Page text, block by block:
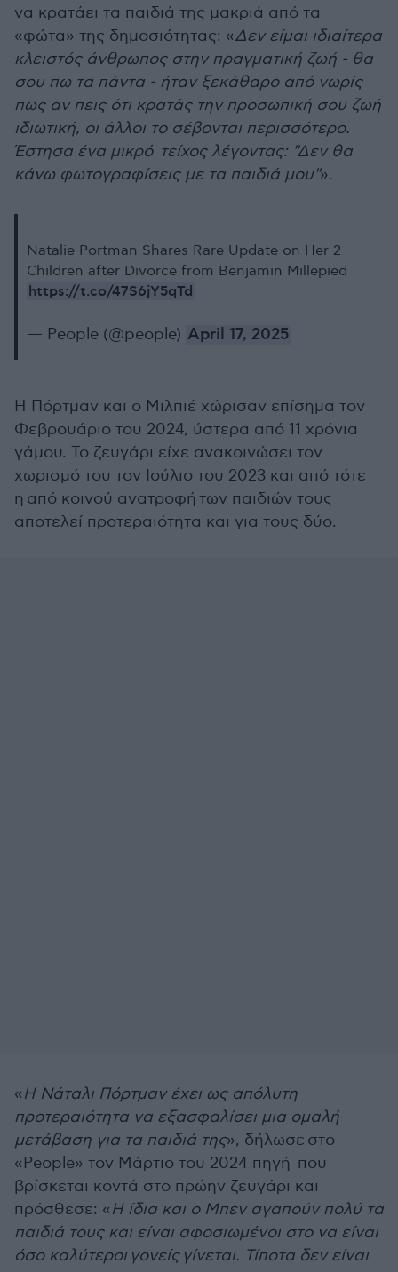
να κρατάει τα παιδιά της μακριά από τα
«φώτα» της δημοσιότητας: «Δεν είμαι ιδιαίτερα
κλειστός άνθρωπος στην πραγματική ζωή - θα
σου πω τα πάντα - ήταν ξεκάθαρο από νωρίς
πως αν πεις ότι κρατάς την προσωπική σου ζωή
ιδιωτική, οι άλλοι το σέβονται περισσότερο.
Έστησα ένα μικρό τείχος λέγοντας: "Δεν θα
κάνω φωτογραφίσεις με τα παιδιά μου"».
Natalie Portman Shares Rare Update on Her 2
Children after Divorce from Benjamin Millepied
https://t.co/47S6jY5qTd
— People (@people) April 17, 2025
Η Πόρτμαν και ο Μιλπιέ χώρισαν επίσημα τον
Φεβρουάριο του 2024, ύστερα από 11 χρόνια
γάμου. Το ζευγάρι είχε ανακοινώσει τον
χωρισμό του τον Ιούλιο του 2023 και από τότε
η από κοινού ανατροφή των παιδιών τους
αποτελεί προτεραιότητα και για τους δύο.
«Η Νάταλι Πόρτμαν έχει ως απόλυτη
προτεραιότητα να εξασφαλίσει μια ομαλή
μετάβαση για τα παιδιά της», δήλωσε στο
«People» τον Μάρτιο του 2024 πηγή που
βρίσκεται κοντά στο πρώην ζευγάρι και
πρόσθεσε: «Η ίδια και ο Μπεν αγαπούν πολύ τα
παιδιά τους και είναι αφοσιωμένοι στο να είναι
όσο καλύτεροι γονείς γίνεται. Τίποτα δεν είναι